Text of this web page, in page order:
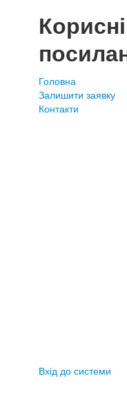
Корисні
Головна
Залишити заявку
Контакти
Вхід до системи